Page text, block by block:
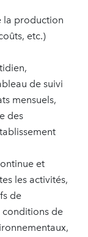
la production
etc.)
de suivi
mensuels,
des
et
les activités,
de
conditions de